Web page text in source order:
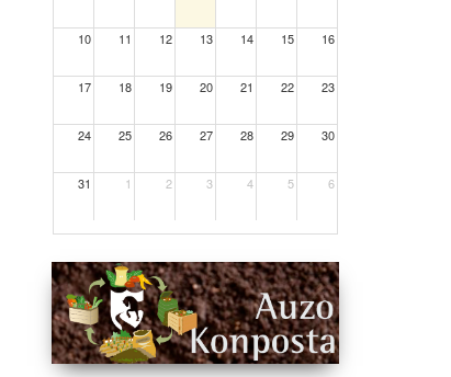
10 11 12 13 14 15 16
17 18 19 20 21 22 23
24 25 26 27 28 29 30
31 1 2 3 4 5 6